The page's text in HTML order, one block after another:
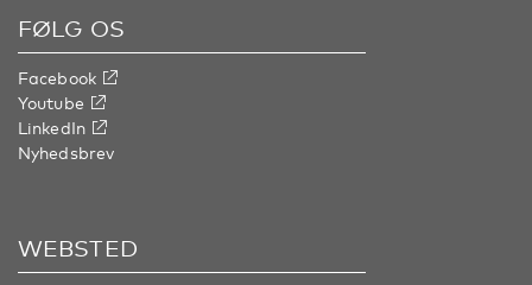
FØLG OS
Facebook
Youtube
LinkedIn
Nyhedsbrev
WEBSTED